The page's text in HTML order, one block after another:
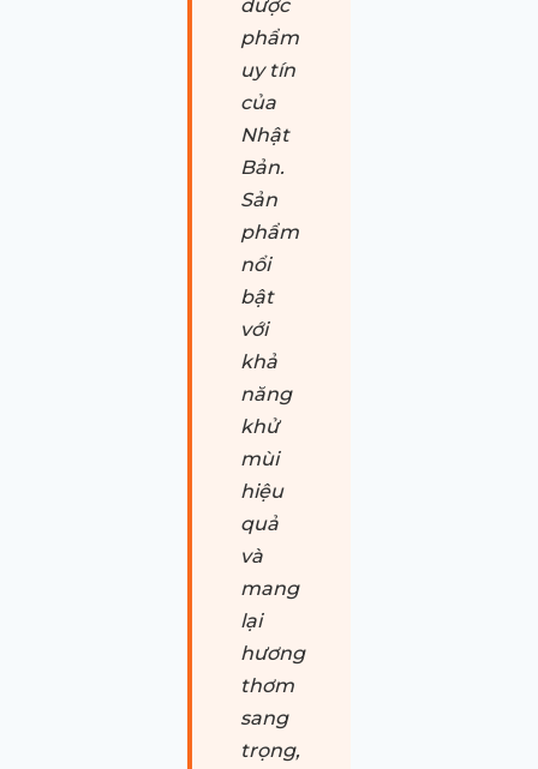
dược
phẩm
uy tín
của
Nhật
Bản.
Sản
phẩm
nổi
bật
với
khả
năng
khử
mùi
hiệu
quả
và
mang
lại
hương
thơm
sang
trọng,